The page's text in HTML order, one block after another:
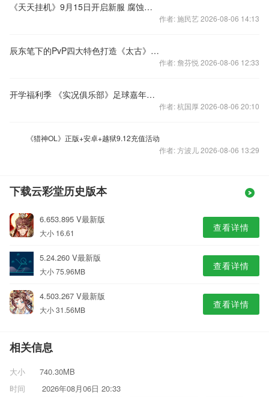
《天天挂机》9月15日开启新服 腐蚀之球
作者: 施民艺 2026-08-06 14:13
辰东笔下的PvP四大特色打造《太古》战争流
作者: 詹芬悦 2026-08-06 12:33
开学福利季 《实况俱乐部》足球嘉年华火热进行中
作者: 杭国厚 2026-08-06 20:10
《猎神OL》正版+安卓+越狱9.12充值活动
作者: 方波儿 2026-08-06 13:29
下载云彩堂历史版本
6.653.895 V最新版
大小 16.61 查看详情
5.24.260 V最新版
大小 75.96MB 查看详情
4.503.267 V最新版
大小 31.56MB 查看详情
相关信息
大小
740.30MB
时间
2026年08月06日 20:33